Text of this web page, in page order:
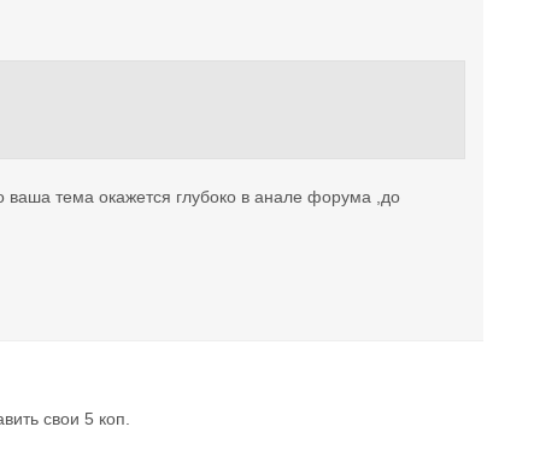
ваша тема окажется глубоко в анале форума ,до
свои 5 коп.